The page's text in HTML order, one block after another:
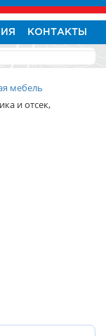
КОНТАКТЫ
мебель
и отсек,